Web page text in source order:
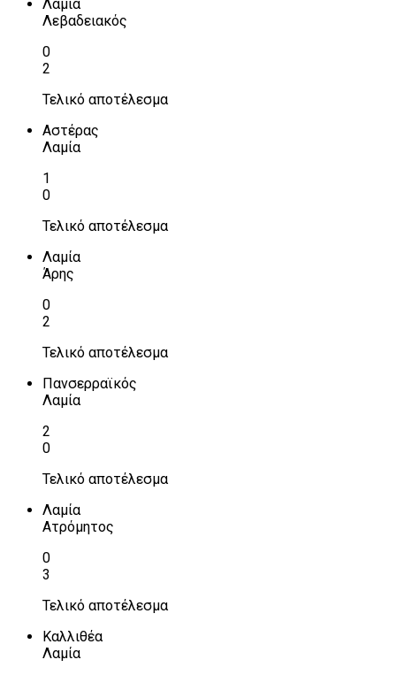
Λαμία
Λεβαδειακός
0
2
Τελικό αποτέλεσμα
Αστέρας
Λαμία
1
0
Τελικό αποτέλεσμα
Λαμία
Άρης
0
2
Τελικό αποτέλεσμα
Πανσερραϊκός
Λαμία
2
0
Τελικό αποτέλεσμα
Λαμία
Ατρόμητος
0
3
Τελικό αποτέλεσμα
Καλλιθέα
Λαμία